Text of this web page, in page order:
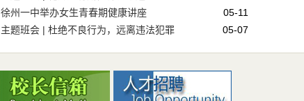
徐州一中举办女生青春期健康讲座
05-11
主题班会 | 杜绝不良行为，远离违法犯罪
05-07